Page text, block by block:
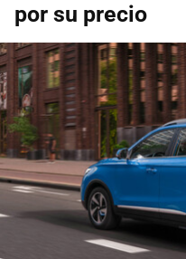
por su precio